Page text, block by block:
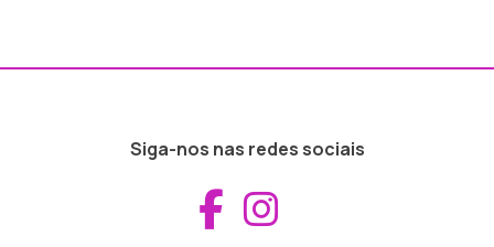
Siga-nos nas redes sociais
Aceder ao